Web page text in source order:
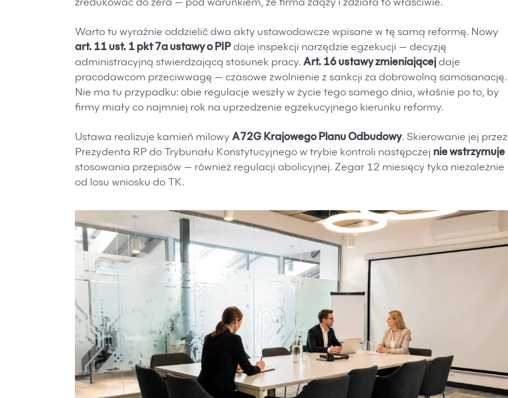
zredukować do zera — pod warunkiem, że firma zdąży i zdziała to właściwie.
Warto tu wyraźnie oddzielić dwa akty ustawodawcze wpisane w tę samą reformę. Nowy
art. 11 ust. 1 pkt 7a ustawy o PIPdaje inspekcji narzędzie egzekucji — decyzję
administracyjną stwierdzającą stosunek pracy. Art. 16 ustawy zmieniającej daje
pracodawcom przeciwwagę — czasowe zwolnienie z sankcji za dobrowolną samosanację.
Nie ma tu przypadku: obie regulacje weszły w życie tego samego dnia, właśnie po to, by
firmy miały co najmniej rok na uprzedzenie egzekucyjnego kierunku reformy.
Ustawa realizuje kamień milowy A72G Krajowego Planu Odbudowy. Skierowanie jej przez
Prezydenta RP do Trybunału Konstytucyjnego w trybie kontroli następczej nie wstrzymuje
stosowania przepisów — również regulacji abolicyjnej. Zegar 12 miesięcy tyka niezależnie
od losu wniosku do TK.